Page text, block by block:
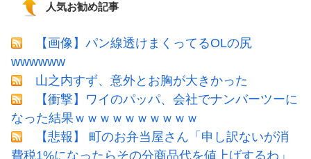
人気お勧め記事
【画像】パン線透けまくってるOLの尻
wwwwww
山之内すず、意外とお胸が大きかった
【衝撃】ワイのパッパ、会社でナンバーツーに
なった結果ｗｗｗｗｗｗｗｗｗｗ
【悲報】 町のお弁当屋さん「申し訳ないが消
費税1%になったらその分商品代を値上げするわ」